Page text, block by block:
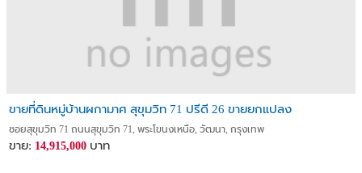
ขายที่ดินหมู่บ้านผกามาศ สุขุมวิท 71 ปรีดี 26 ขายยกแปลง
ซอยสุขุมวิท 71 ถนนสุขุมวิท 71, พระโขนงเหนือ, วัฒนา, กรุงเทพ
ขาย: 14,915,000 บาท